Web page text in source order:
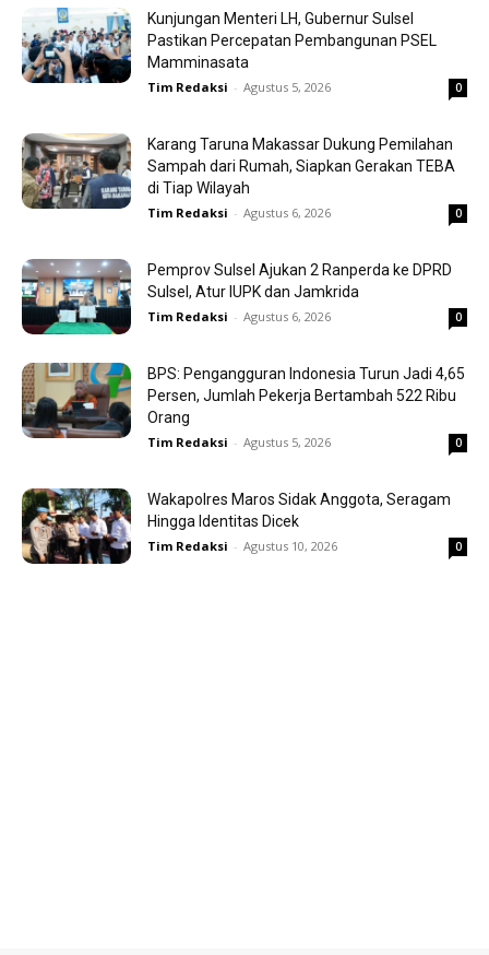
Kunjungan Menteri LH, Gubernur Sulsel
Pastikan Percepatan Pembangunan PSEL
Mamminasata
Tim Redaksi - Agustus 5, 2026 0
Karang Taruna Makassar Dukung Pemilahan
Sampah dari Rumah, Siapkan Gerakan TEBA
di Tiap Wilayah
Tim Redaksi - Agustus 6, 2026 0
Pemprov Sulsel Ajukan 2 Ranperda ke DPRD
Sulsel, Atur IUPK dan Jamkrida
Tim Redaksi - Agustus 6, 2026 0
BPS: Pengangguran Indonesia Turun Jadi 4,65
Persen, Jumlah Pekerja Bertambah 522 Ribu
Orang
Tim Redaksi - Agustus 5, 2026 0
Wakapolres Maros Sidak Anggota, Seragam
Hingga Identitas Dicek
Tim Redaksi - Agustus 10, 2026 0